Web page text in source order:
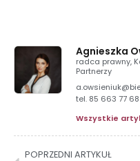
Agnieszka
radca prawny,
Partnerzy
tel. 85 663 77 68
Wszystkie
POPRZEDNI ARTYKUŁ